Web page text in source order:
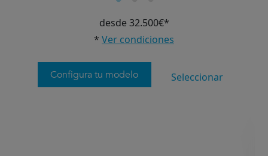
desde 32.500€*
* Ver condiciones
Configura tu modelo Seleccionar